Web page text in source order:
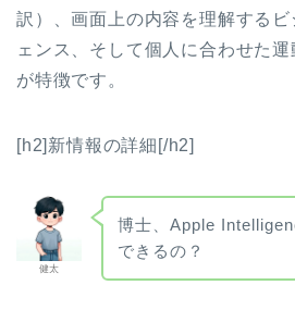
訳）、画面上の内容を理解する
ェンス、そして個人に合わせた
が特徴です。
[h2]新情報の詳細[/h2]
健太
博士、Apple
できるの？